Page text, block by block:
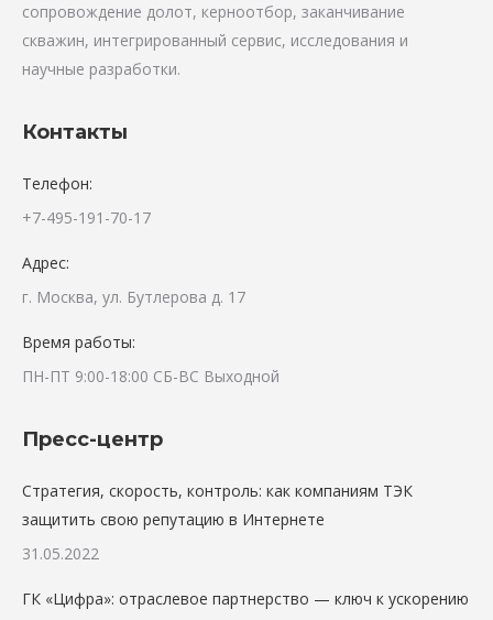
сопровождение долот, керноотбор, заканчивание
скважин, интегрированный сервис, исследования и
научные разработки.
Контакты
Телефон:
+7-495-191-70-17
Адрес:
г. Москва, ул. Бутлерова д. 17
Время работы:
ПН-ПТ 9:00-18:00 СБ-ВС Выходной
Пресс-центр
Стратегия, скорость, контроль: как компаниям ТЭК
защитить свою репутацию в Интернете
31.05.2022
ГК «Цифра»: отраслевое партнерство — ключ к ускорению